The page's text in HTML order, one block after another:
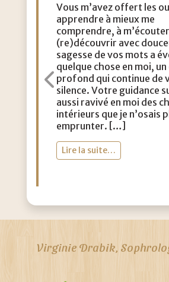
Vous m’avez offert les
apprendre à mieux me
comprendre, à
(re)découvrir avec
sagesse de vos mots a
quelque chose en moi, un
profond qui continue de
silence. Votre guidance
aussi ravivé en moi des
intérieurs que je n’osais
emprunter. […]
Lire la suite…
Précédent
Virginie Drabik,